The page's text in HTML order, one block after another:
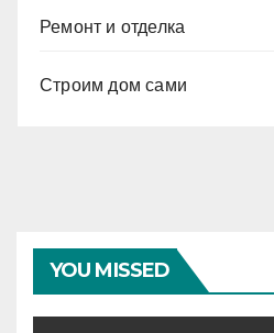
Ремонт и отделка
Строим дом сами
YOU MISSED